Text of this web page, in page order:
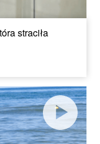
straciła